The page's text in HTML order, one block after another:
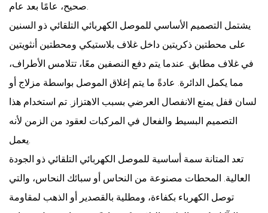
صحيح، عامًا بعد عام.
يشتمل التصميم الأساسي للموصل الكهربائي التلقائي ذو السنين
على محطتين ذكريتين داخل غلاف بلاستيكي ومحطتين أنثويتين
في غلاف مطابق. عندما يتم دفع النصفين معًا، تتلامس الأطراف،
مما يكمل الدائرة. عادةً ما يتم إغلاق الموصل بواسطة مزلاج أو
لسان قفل يمنع الانفصال العرضي بسبب الاهتزاز. تم استخدام هذا
التصميم البسيط والفعال في المركبات لعقود من الزمن لأنه
يعمل.
تعد المتانة سمة أساسية للموصل الكهربائي التلقائي ذو الجودة
العالية. المحطات مصنوعة من النحاس أو سبائك النحاس، والتي
توصل الكهرباء بكفاءة، ومطلية بالقصدير أو الذهب لمقاومة